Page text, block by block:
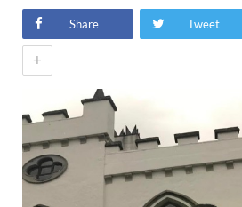
Share Tweet
+